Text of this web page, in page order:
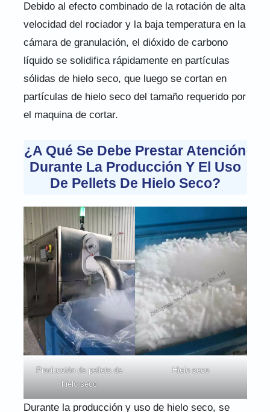
Debido al efecto combinado de la rotación de alta
velocidad del rociador y la baja temperatura en la
cámara de granulación, el dióxido de carbono
líquido se solidifica rápidamente en partículas
sólidas de hielo seco, que luego se cortan en
partículas de hielo seco del tamaño requerido por
el maquina de cortar.
¿A Qué Se Debe Prestar Atención
Durante La Producción Y El Uso
De Pellets De Hielo Seco?
Producción de pellets de
hielo seco
Hielo seco
Durante la producción y uso de hielo seco, se